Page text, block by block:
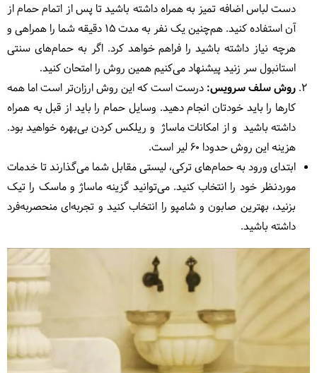
دست لباس اضافه تمیز به همراه داشته باشید تا پس از اتمام حمام از
آن استفاده کنید. هم‌چنین یک نفر به مدت 15 دقیقه شما را همراهی و
هرچه نیاز داشته باشید را فراهم خواهد کرد. اگر به حمام‌های سنتی
استانبول سر زنید پیشنهاد می‌کنیم همین روش را امتحان کنید.
روش سلف سرویس: درست است که این روش ارزان‌تر است اما همه
کارها را باید خودتان انجام دهید. وسایل حمام را باید از قبل به همراه
داشته باشید و از امکانات ماساژ و ریلکس کردن بی‌بهره خواهید بود.
هزینه این روش حدودا 60 لیر است.
ابتدای ورود به حمام‌های ترکی، لیستی مقابل شما می‌گذارند تا خدمات
موردنظر خود را انتخاب کنید. می‌توانید گزینه ماساژ و ماسک را تیک
بزنید، بهترین صابون و شامپو را انتخاب کنید و تجربه‌ای منحصربه‌فرد
داشته باشید.